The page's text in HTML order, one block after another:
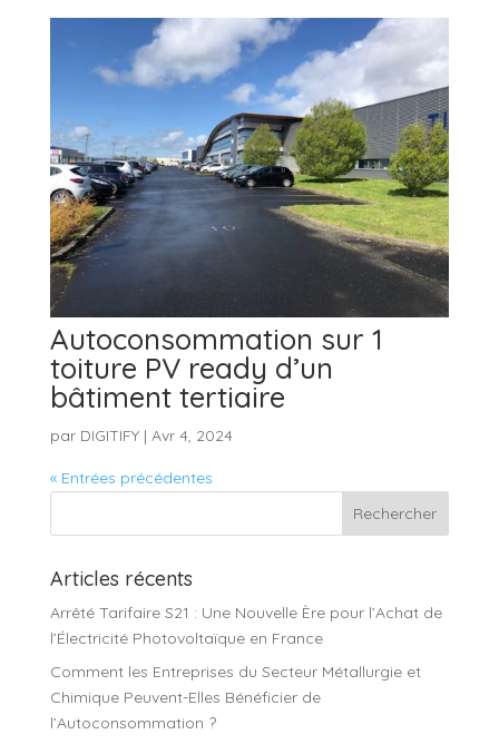
Autoconsommation sur 1
toiture PV ready d’un
bâtiment tertiaire
par DIGITIFY| Avr 4, 2024
« Entrées précédentes
Articles récents
Arrêté Tarifaire S21 : Une Nouvelle Ère pour l’Achat de
l’Électricité Photovoltaïque en France
Comment les Entreprises du Secteur Métallurgie et
Chimique Peuvent-Elles Bénéficier de
l’Autoconsommation ?